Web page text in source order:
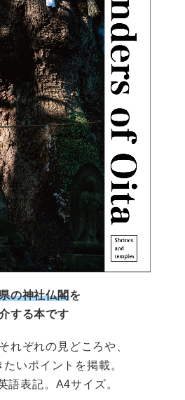
の神社仏閣を
する本です
れぞれの見どころや、
いポイントを掲載。
語表記。A4サイズ。